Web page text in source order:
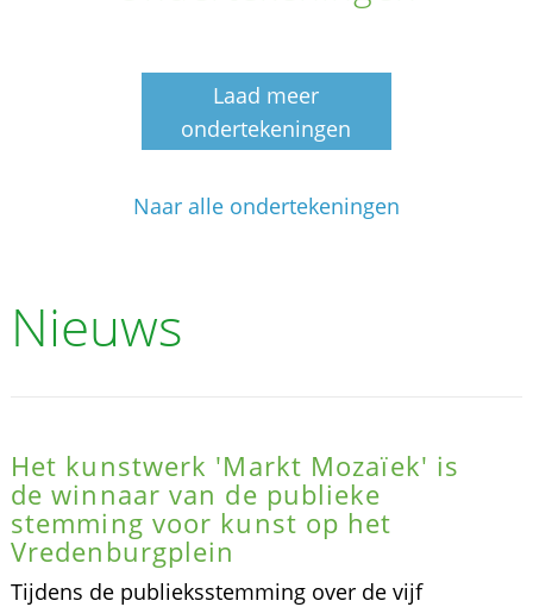
Laad meer
ondertekeningen
Naar alle ondertekeningen
Nieuws
Het kunstwerk 'Markt Mozaïek' is
de winnaar van de publieke
stemming voor kunst op het
Vredenburgplein
Tijdens de publieksstemming over de vijf